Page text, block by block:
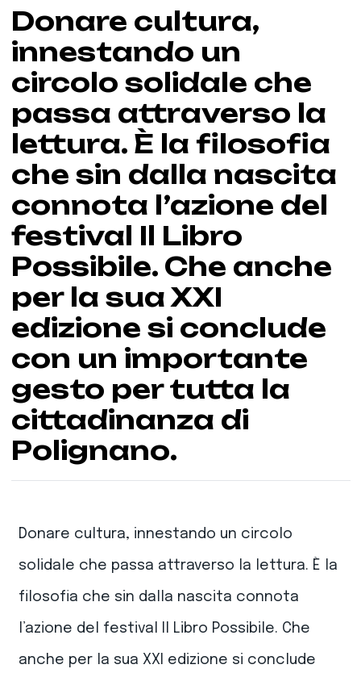
Donare cultura,
innestando un
circolo solidale che
passa attraverso la
lettura. È la filosofia
che sin dalla nascita
connota l’azione del
festival Il Libro
Possibile. Che anche
per la sua XXI
edizione si conclude
con un importante
gesto per tutta la
cittadinanza di
Polignano.
Donare cultura, innestando un circolo
solidale che passa attraverso la lettura. È la
filosofia che sin dalla nascita connota
l’azione del festival Il Libro Possibile. Che
anche per la sua XXI edizione si conclude